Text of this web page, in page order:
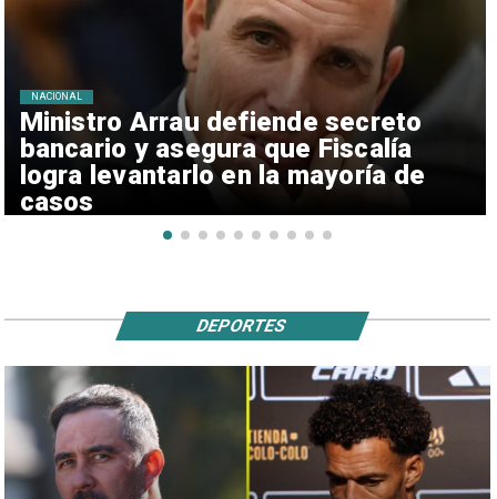
Ministro Arrau defiende secreto
bancario y asegura que Fiscalía
logra levantarlo en la mayoría de
casos
NACIONAL
DEPORTES